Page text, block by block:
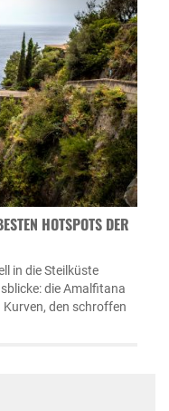
HOTSPOTS DER A
in die Steilküste
die Amalfitana
den schroffen